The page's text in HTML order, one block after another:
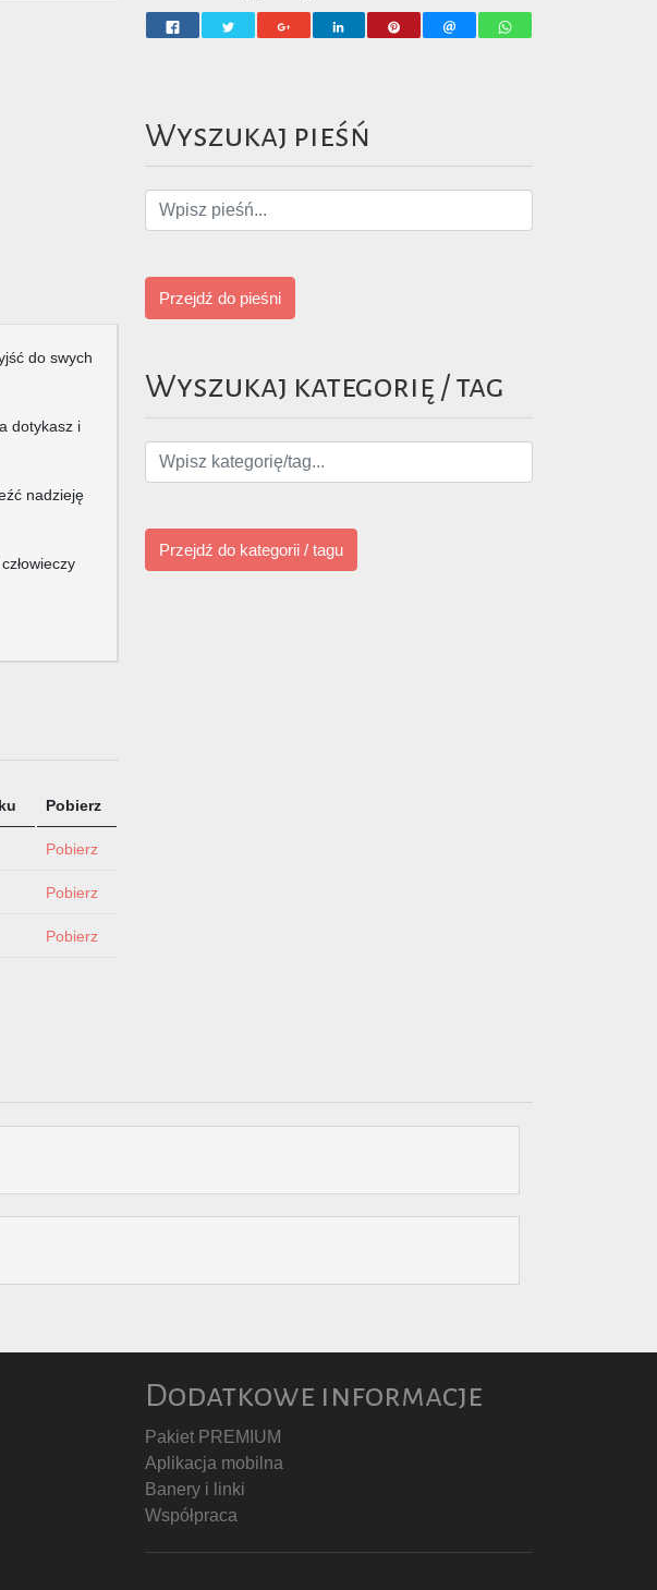
do swych
dotykasz i
nadzieję
Pobierz
Pobierz
Pobierz
Pobierz
Wyszukaj pieśń
Przejdź do pieśni
Wyszukaj kategorię / tag
Przejdź do kategorii / tagu
Dodatkowe informacje
Pakiet PREMIUM
Aplikacja mobilna
Banery i linki
Współpraca